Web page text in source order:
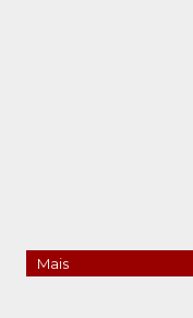
Mais